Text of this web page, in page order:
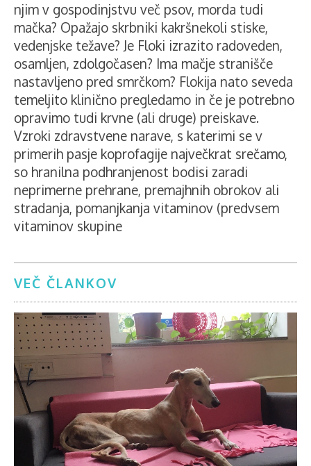
njim v gospodinjstvu več psov, morda tudi
mačka? Opažajo skrbniki kakršnekoli stiske,
vedenjske težave? Je Floki izrazito radoveden,
osamljen, zdolgočasen? Ima mačje stranišče
nastavljeno pred smrčkom? Flokija nato seveda
temeljito klinično pregledamo in če je potrebno
opravimo tudi krvne (ali druge) preiskave.
Vzroki zdravstvene narave, s katerimi se v
primerih pasje koprofagije največkrat srečamo,
so hranilna podhranjenost bodisi zaradi
neprimerne prehrane, premajhnih obrokov ali
stradanja, pomanjkanja vitaminov (predvsem
vitaminov skupine
VEČ ČLANKOV